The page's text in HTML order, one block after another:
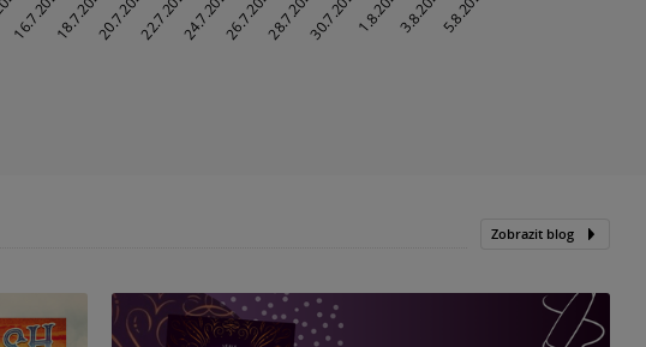
Zobrazit blog